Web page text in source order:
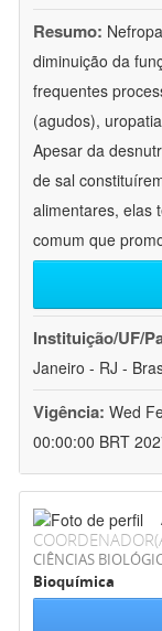
Resumo:
diminuição da
frequentes
(agudos),
Apesar da
de sal
alimentares, elas
comum que
Instituição/UF/
Janeiro - RJ -
Vigência: Wed
00:00:00 BRT
CIÊNCIAS
Bioquímica